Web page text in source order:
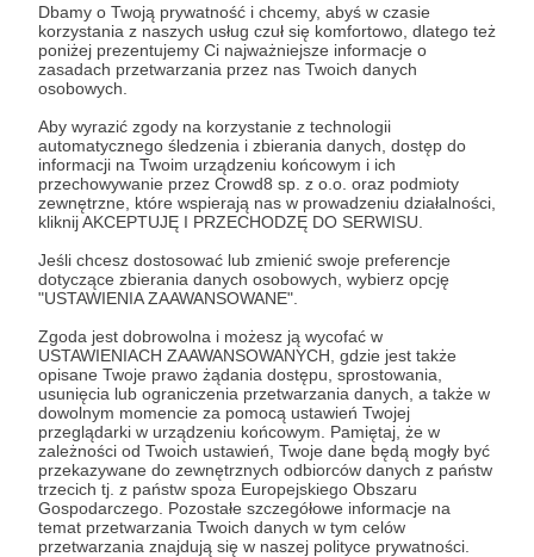
Dbamy o Twoją prywatność i chcemy, abyś w czasie
korzystania z naszych usług czuł się komfortowo, dlatego też
poniżej prezentujemy Ci najważniejsze informacje o
zasadach przetwarzania przez nas Twoich danych
osobowych.
Aby wyrazić zgody na korzystanie z technologii
automatycznego śledzenia i zbierania danych, dostęp do
informacji na Twoim urządzeniu końcowym i ich
przechowywanie przez Crowd8 sp. z o.o. oraz podmioty
zewnętrzne, które wspierają nas w prowadzeniu działalności,
kliknij AKCEPTUJĘ I PRZECHODZĘ DO SERWISU.
Jeśli chcesz dostosować lub zmienić swoje preferencje
dotyczące zbierania danych osobowych, wybierz opcję
"USTAWIENIA ZAAWANSOWANE".
Zgoda jest dobrowolna i możesz ją wycofać w
USTAWIENIACH ZAAWANSOWANYCH, gdzie jest także
opisane Twoje prawo żądania dostępu, sprostowania,
usunięcia lub ograniczenia przetwarzania danych, a także w
dowolnym momencie za pomocą ustawień Twojej
przeglądarki w urządzeniu końcowym. Pamiętaj, że w
zależności od Twoich ustawień, Twoje dane będą mogły być
przekazywane do zewnętrznych odbiorców danych z państw
trzecich tj. z państw spoza Europejskiego Obszaru
Gospodarczego. Pozostałe szczegółowe informacje na
temat przetwarzania Twoich danych w tym celów
przetwarzania znajdują się w naszej polityce prywatności.
pojedynczego gracza
Wczesny dostęp do mojego materiału o grze ARC Raiders
arc raiders extraction shooter recenzja +3
Dołącz do grona Patronów!
Wesprzyj działalność Autora Tomasz Drabikjuż teraz!
Zostań Patronem